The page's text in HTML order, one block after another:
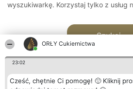
ORŁY Cukiernictwa
23:02
Cześć, chętnie Ci pomogę! 🙂 Kliknij
wyszukiwarkę. Korzystaj tylko z usług
Szukaj